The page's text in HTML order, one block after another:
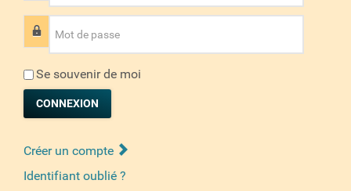
Mot de passe
Se souvenir de moi
CONNEXION
Créer un compte
Identifiant oublié ?